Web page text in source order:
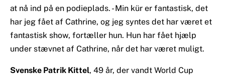
at nå ind på en podieplads. - Min kür er fantastisk, det
har jeg fået af Cathrine, og jeg syntes det har været et
fantastisk show, fortæller hun. Hun har fået hjælp
under stævnet af Cathrine, når det har været muligt.
Svenske Patrik Kittel, 49 år, der vandt World Cup